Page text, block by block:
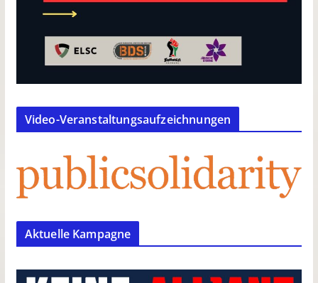
Video-Veranstaltungsaufzeichnungen
Aktuelle Kampagne